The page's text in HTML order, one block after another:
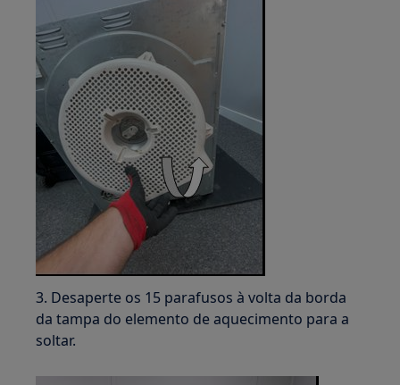
3. Desaperte os 15 parafusos à volta da borda
da tampa do elemento de aquecimento para a
soltar.